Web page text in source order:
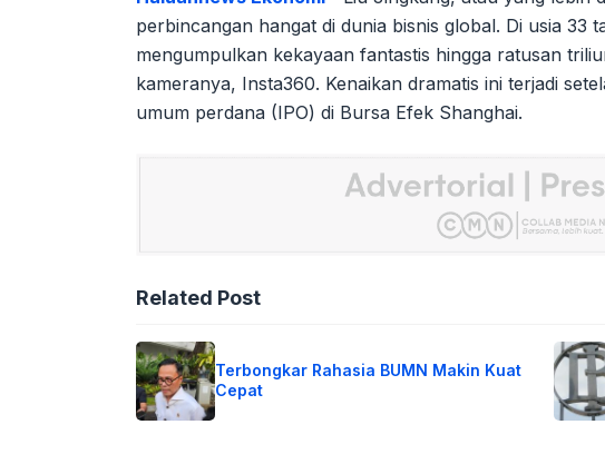
perbincangan hangat di dunia bisnis global. Di usia 33
mengumpulkan kekayaan fantastis hingga ratusan
kameranya, Insta360. Kenaikan dramatis ini terjadi
umum perdana (IPO) di Bursa Efek Shanghai.
Related Post
Terbongkar Rahasia BUMN Makin Kuat
Cepat